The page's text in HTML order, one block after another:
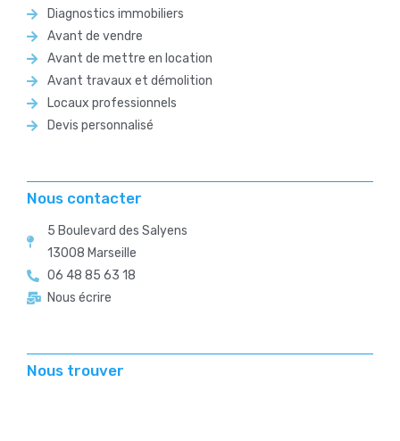
Diagnostics immobiliers
Avant de vendre
Avant de mettre en location
Avant travaux et démolition
Locaux professionnels
Devis personnalisé
Nous contacter
5 Boulevard des Salyens
13008 Marseille
06 48 85 63 18
Nous écrire
Nous trouver